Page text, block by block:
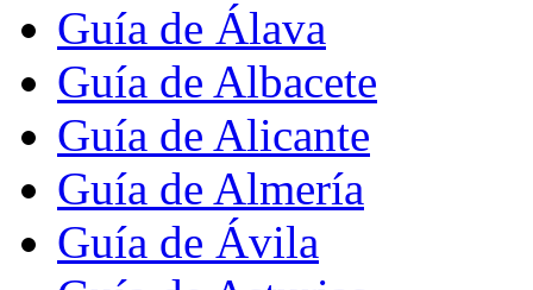
Guía de Álava
Guía de Albacete
Guía de Alicante
Guía de Almería
Guía de Ávila